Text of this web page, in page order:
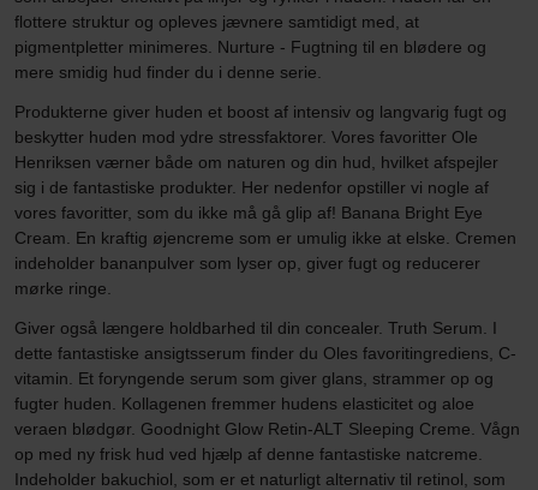
flottere struktur og opleves jævnere samtidigt med, at
pigmentpletter minimeres. Nurture - Fugtning til en blødere og
mere smidig hud finder du i denne serie.
Produkterne giver huden et boost af intensiv og langvarig fugt og
beskytter huden mod ydre stressfaktorer. Vores favoritter Ole
Henriksen værner både om naturen og din hud, hvilket afspejler
sig i de fantastiske produkter. Her nedenfor opstiller vi nogle af
vores favoritter, som du ikke må gå glip af! Banana Bright Eye
Cream. En kraftig øjencreme som er umulig ikke at elske. Cremen
indeholder bananpulver som lyser op, giver fugt og reducerer
mørke ringe.
Giver også længere holdbarhed til din concealer. Truth Serum. I
dette fantastiske ansigtsserum finder du Oles favoritingrediens, C-
vitamin. Et foryngende serum som giver glans, strammer op og
fugter huden. Kollagenen fremmer hudens elasticitet og aloe
veraen blødgør. Goodnight Glow Retin-ALT Sleeping Creme. Vågn
op med ny frisk hud ved hjælp af denne fantastiske natcreme.
Indeholder bakuchiol, som er et naturligt alternativ til retinol, som